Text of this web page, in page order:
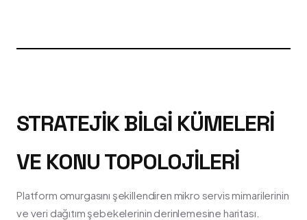
STRATEJIK BILGI KÜMELERI
VE KONU TOPOLOJILERI
Platform omurgasını şekillendiren mikro servis mimarilerinin
ve veri dağıtım şebekelerinin derinlemesine haritası.